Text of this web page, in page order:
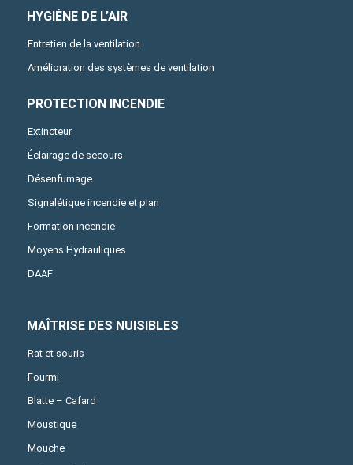
HYGIÈNE DE L’AIR
Entretien de la ventilation
Amélioration des systèmes de ventilation
PROTECTION INCENDIE
Extincteur
Éclairage de secours
Désenfumage
Signalétique incendie et plan
Formation incendie
Moyens Hydrauliques
DAAF
MAÎTRISE DES NUISIBLES
Rat et souris
Fourmi
Blatte – Cafard
Moustique
Mouche